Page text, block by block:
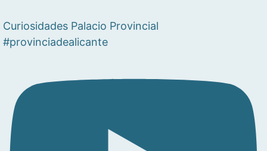
Curiosidades Palacio Provincial
#provinciadealicante